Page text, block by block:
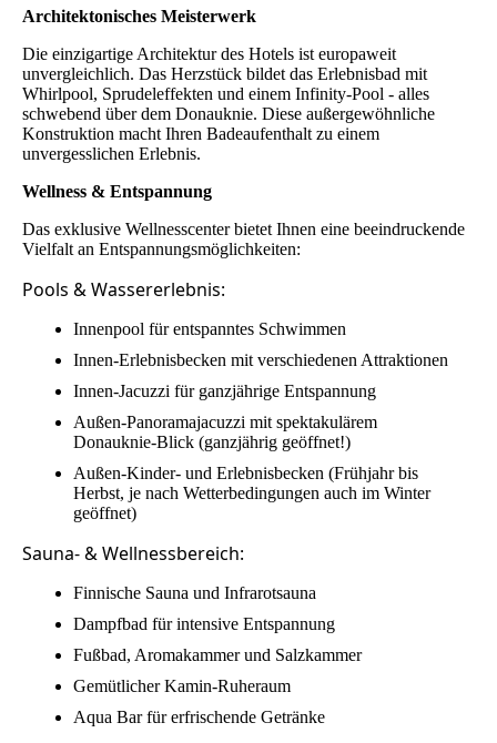
Architektonisches Meisterwerk
Die einzigartige Architektur des Hotels ist europaweit
unvergleichlich. Das Herzstück bildet das Erlebnisbad mit
Whirlpool, Sprudeleffekten und einem Infinity-Pool - alles
schwebend über dem Donauknie. Diese außergewöhnliche
Konstruktion macht Ihren Badeaufenthalt zu einem
unvergesslichen Erlebnis.
Wellness & Entspannung
Das exklusive Wellnesscenter bietet Ihnen eine beeindruckende
Vielfalt an Entspannungsmöglichkeiten:
Pools & Wassererlebnis:
Innenpool für entspanntes Schwimmen
Innen-Erlebnisbecken mit verschiedenen Attraktionen
Innen-Jacuzzi für ganzjährige Entspannung
Außen-Panoramajacuzzi mit spektakulärem
Donauknie-Blick (ganzjährig geöffnet!)
Außen-Kinder- und Erlebnisbecken (Frühjahr bis
Herbst, je nach Wetterbedingungen auch im Winter
geöffnet)
Sauna- & Wellnessbereich:
Finnische Sauna und Infrarotsauna
Dampfbad für intensive Entspannung
Fußbad, Aromakammer und Salzkammer
Gemütlicher Kamin-Ruheraum
Aqua Bar für erfrischende Getränke